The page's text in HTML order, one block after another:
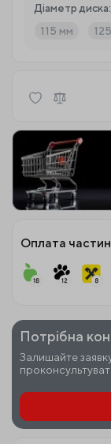
Діаметр диска:
115 мм
Оплата
Потрібна
Залишайте